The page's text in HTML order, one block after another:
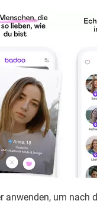
anwenden, um nach